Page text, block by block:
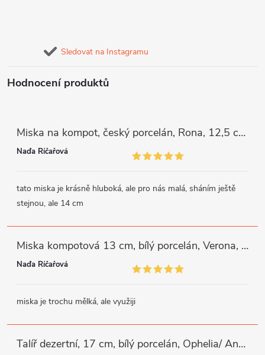
Sledovat na Instagramu
Hodnocení produktů
Miska na kompot, český porcelán, Rona, 12,5 cm, bílý, G. Benedikt
Naďa Říčařová
tato miska je krásně hluboká, ale pro nás malá, sháním ještě
stejnou, ale 14 cm
Miska kompotová 13 cm, bílý porcelán, Verona, G. Benedikt
Naďa Říčařová
miska je trochu mělká, ale využiji
Talíř dezertní, 17 cm, bílý porcelán, Ophelia/ Angelina, Thun Rulak Zettlitz